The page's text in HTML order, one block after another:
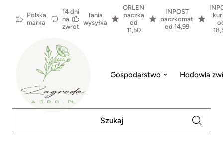
Polska
marka
14 dni
na
zwrot
Tania
wysyłka
ORLEN
paczka
od
11,50
INPOST
paczkomat
od 14,99
Gospodarstwo Hodowla